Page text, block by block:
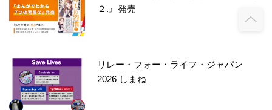
２.』発売
リレー・フォー・ライフ・ジャパン
2026 しまね